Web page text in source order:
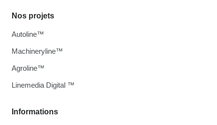
Informations
Nos projets
Autoline™
Machineryline™
Agroline™
Linemedia Digital ™